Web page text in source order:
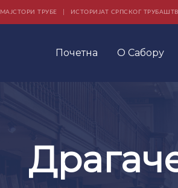
МАЈСТОРИ ТРУБЕ ИСТОРИЈАТ СРПСКОГ
Почетна О Сабору